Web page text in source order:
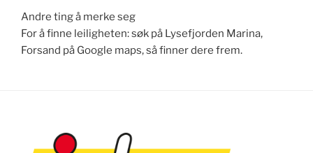
Andre ting å merke seg
For å finne leiligheten: søk på Lysefjorden Marina,
Forsand på Google maps, så finner dere frem.